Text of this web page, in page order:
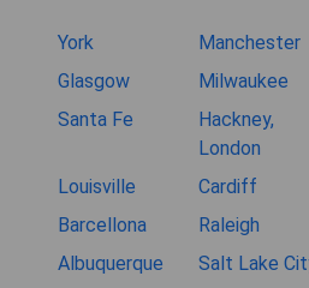
York Manchester
Glasgow
Milwaukee
Santa Fe
Hackney,
London
Louisville Cardiff
Barcellona
Raleigh
Albuquerque
Salt Lake